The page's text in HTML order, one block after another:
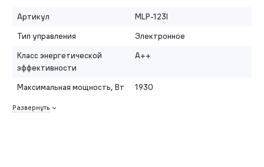
Артикул
MLP-123I
Тип управления
Электронное
Класс энергетической
эффективности
A++
Максимальная мощность, Вт 1930
Развернуть